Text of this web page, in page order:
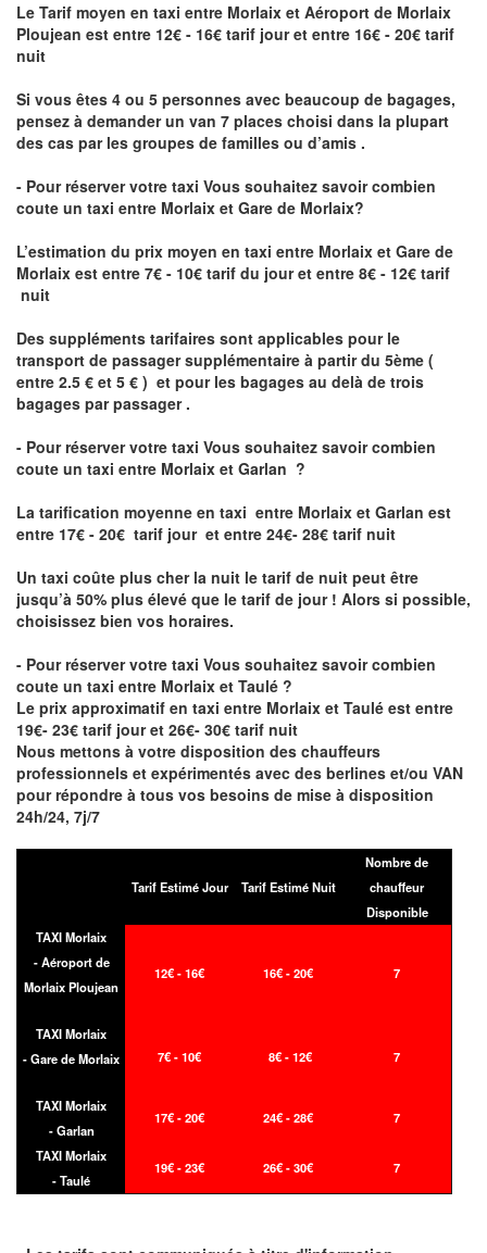
Le Tarif moyen en taxi entre Morlaix et Aéroport de Morlaix
Ploujean est entre 12€ - 16€ tarif jour et entre 16€ - 20€ tarif
nuit
Si vous êtes 4 ou 5 personnes avec beaucoup de bagages,
pensez à demander un van 7 places choisi dans la plupart
des cas par les groupes de familles ou d’amis .
- Pour réserver votre taxi Vous souhaitez savoircombien
coute un taxi entre Morlaix et Gare de Morlaix?
L’estimation du prix moyen en taxi entre Morlaix et Gare de
Morlaix est entre 7€ - 10€ tarif du jour et entre 8€ - 12€ tarif
nuit
Des suppléments tarifaires sont applicables pour le
transport de passager supplémentaire à partir du 5ème (
entre 2.5 € et 5 € ) et pour les bagages au delà de trois
bagages par passager .
- Pour réserver votre taxi Vous souhaitez savoircombien
coute un taxi entre Morlaix et Garlan ?
La tarification moyenne en taxi entre Morlaix et Garlan est
entre 17€ - 20€ tarif jour et entre 24€- 28€ tarif nuit
Un taxi coûte plus cher la nuit le tarif de nuit peut être
jusqu’à 50% plus élevé que le tarif de jour ! Alors si possible,
choisissez bien vos horaires.
- Pour réserver votre taxi Vous souhaitez savoircombien
coute un taxi entre Morlaix et Taulé ?
Le prix approximatif en taxi entre Morlaix et Taulé est entre
19€- 23€ tarif jour et 26€- 30€ tarif nuit
Nous mettons à votre disposition des chauffeurs
professionnels et expérimentés avec des berlines et/ou VAN
pour répondre à tous vos besoins de mise à disposition
24h/24, 7j/7
Tarif Estimé Jour Tarif Estimé Nuit
Nombre de
chauffeur
Disponible
TAXI Morlaix
- Aéroport de
Morlaix Ploujean
12€ - 16€ 16€ - 20€ 7
TAXI Morlaix
- Gare de Morlaix
7€ - 10€ 8€ - 12€ 7
TAXI Morlaix
- Garlan
17€ - 20€ 24€ - 28€ 7
TAXI Morlaix
- Taulé
19€ - 23€ 26€ - 30€ 7